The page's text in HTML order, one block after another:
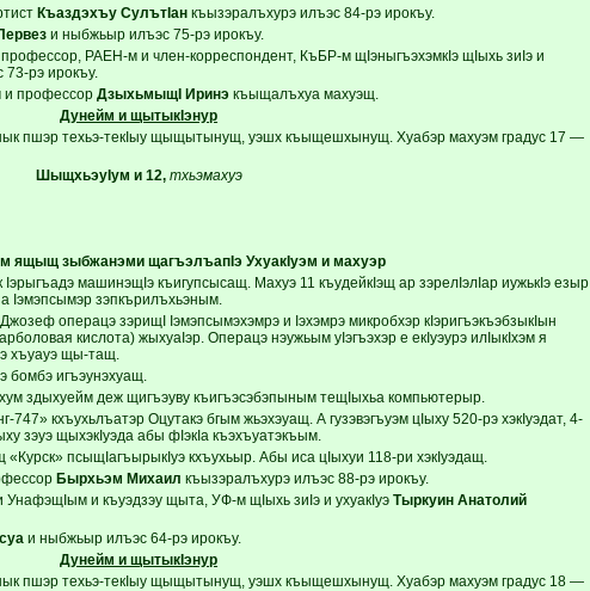
Къаздэхъу СулътIанкъызэралъхурэ илъэс 84-рэ ирокъу.
и ныбжьыр илъэс 75-рэ ирокъу.
РАЕН-м и член-корреспондент, КъБР-м щIэныгъэхэмкIэ щIыхь зиIэ и
рэ ирокъу.
и профессор ДзыхьмыщI Иринэкъыщалъхуа махуэщ.
Дунейм и щытыкIэнур
пшэр техьэ-текIыу щыщытынущ, уэшх къыщешхынущ. Хуабэр махуэм градус 17 —
ШыщхьэуIум и 12, тхьэмахуэ
ящыщ зыбжанэми щагъэлъапIэ УхуакIуэм и махуэр
машинэщIэ къигупсысащ. Махуэ 11 къудейкIэщ ар зэрелIэлIар иужькIэ езыр
Iэмэпсымэр зэпкърилъхьэным.
операцэ зэрищI Iэмэпсымэхэмрэ и Iэхэмрэ микробхэр кIэригъэкъэбзыкIын
кислота) жыхуаIэр. Операцэ нэужьым уIэгъэхэр е екIуэурэ илIыкIхэм я
хъуауэ щы-тащ.
игъэунэхуащ.
здыхуейм деж щигъэуву къигъэсэбэпыным тещIыхьа компьютерыр.
кхъухьлъатэр Оцутакэ бгым жьэхэуащ. А гузэвэгъуэм цIыху 520-рэ хэкIуэдат, 4-
зэуэ щыхэкIуэда абы фIэкIа къэхъуатэкъым.
псыщIагъырыкIуэ кхъухьыр. Абы иса цIыхуи 118-ри хэкIуэдащ.
Бырхьэм Михаил къызэралъхурэ илъэс 88-рэ ирокъу.
УнафэщIым и къуэдзэу щыта, УФ-м щIыхь зиIэ и ухуакIуэ Тыркуин Анатолий
и ныбжьыр илъэс 64-рэ ирокъу.
Дунейм и щытыкIэнур
пшэр техьэ-текIыу щыщытынущ, уэшх къыщешхынущ. Хуабэр махуэм градус 18 —